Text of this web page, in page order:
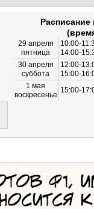
29 апреля
пятница
10:00-
14:00-
30 апреля
суббота
12:00-
15:00-
1 мая
воскресенье
15:00-